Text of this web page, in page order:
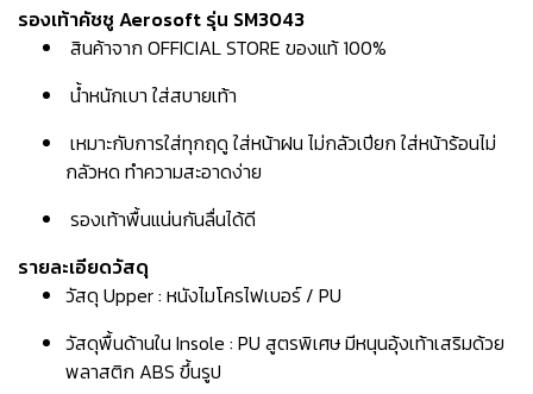
รองเท้าคัชชู Aerosoft รุ่น SM3043
สินค้าจาก OFFICIAL STORE ของแท้ 100%
น้ำหนักเบา ใส่สบายเท้า
เหมาะกับการใส่ทุกฤดู ใส่หน้าฝน ไม่กลัวเปียก ใส่หน้าร้อนไม่
กลัวหด ทำความสะอาดง่าย
รองเท้าพื้นแน่นกันลื่นได้ดี
รายละเอียดวัสดุ
วัสดุ Upper : หนังไมโครไฟเบอร์ / PU
วัสดุพื้นด้านใน Insole : PU สูตรพิเศษ มีหนุนอุ้งเท้าเสริมด้วย
พลาสติก ABS ขึ้นรูป